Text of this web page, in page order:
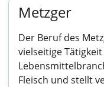
Metzger
Der Beruf des
vielseitige
Fleisch und stellt